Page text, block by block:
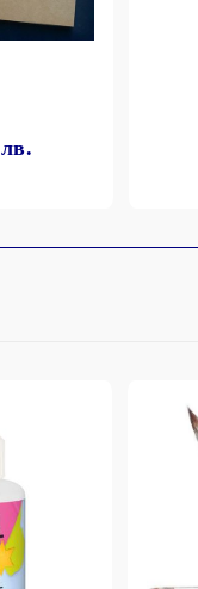
мастило
permanent ink
лв.